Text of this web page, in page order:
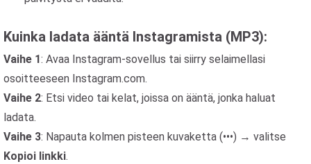
Kuinka ladata ääntä Instagramista (MP3):
Vaihe 1: Avaa Instagram-sovellus tai siirry selaimellasi
osoitteeseen Instagram.com.
Vaihe 2: Etsi video tai kelat, joissa on ääntä, jonka haluat
ladata.
Vaihe 3: Napauta kolmen pisteen kuvaketta (•••) → valitse
Kopioi linkki.